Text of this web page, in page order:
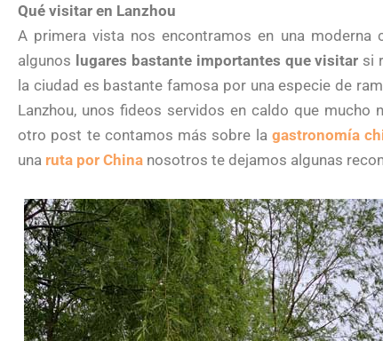
Qué visitar en Lanzhou
A primera vista nos encontramos en una
algunos lugares bastante importantes que visitar si
la ciudad es bastante famosa por una especie de
Lanzhou, unos fideos servidos en caldo que
otro post te contamos más sobre la gastronomía
una ruta por China nosotros te dejamos algunas